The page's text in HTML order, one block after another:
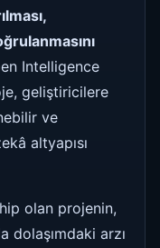
Intelligence
geliştiricilere
ve
altyapısı
olan projenin,
dolaşımdaki arzı